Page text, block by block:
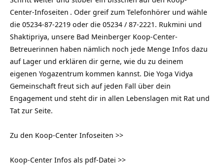
Center-Infoseiten . Oder greif zum Telefonhörer und wähle
die 05234-87-2219 oder die 05234 / 87-2221. Rukmini und
Shaktipriya, unsere Bad Meinberger Koop-Center-
Betreuerinnen haben nämlich noch jede Menge Infos dazu
auf Lager und erklären dir gerne, wie du zu deinem
eigenen Yogazentrum kommen kannst. Die Yoga Vidya
Gemeinschaft freut sich auf jeden Fall über dein
Engagement und steht dir in allen Lebenslagen mit Rat und
Tat zur Seite.
Zu den Koop-Center Infoseiten >>
Koop-Center Infos als pdf-Datei >>